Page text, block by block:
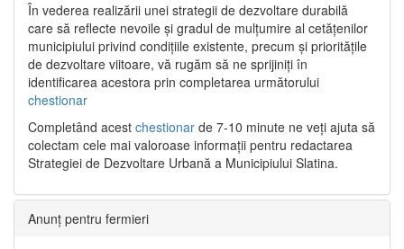
În vederea realizării unei strategii de dezvoltare durabilă
care să reflecte nevoile și gradul de mulțumire al cetățenilor
municipiului privind condițiile existente, precum și prioritățile
de dezvoltare viitoare, vă rugăm să ne sprijiniți în
identificarea acestora prin completarea următorului
chestionar
Completând acest chestionar de 7-10 minute ne veți ajuta să
colectam cele mai valoroase informații pentru redactarea
Strategiei de Dezvoltare Urbană a Municipiului Slatina.
Anunț pentru fermieri